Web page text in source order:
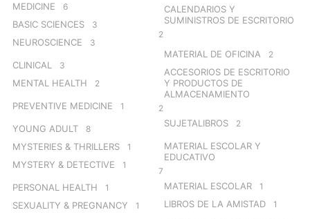
MEDICINE 6
BASIC SCIENCES 3
NEUROSCIENCE 3
CLINICAL 3
MENTAL HEALTH 2
PREVENTIVE MEDICINE 1
YOUNG ADULT 8
MYSTERIES & THRILLERS 1
MYSTERY & DETECTIVE 1
PERSONAL HEALTH 1
SEXUALITY & PREGNANCY 1
CALENDARIOS Y
SUMINISTROS DE ESCRITORIO
2
MATERIAL DE OFICINA 2
ACCESORIOS DE ESCRITORIO
Y PRODUCTOS DE
ALMACENAMIENTO
2
SUJETALIBROS 2
MATERIAL ESCOLAR Y
EDUCATIVO
7
MATERIAL ESCOLAR 1
LIBROS DE LA AMISTAD 1